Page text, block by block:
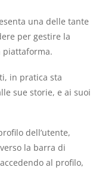
una delle tante
per gestire la
piattaforma.
in pratica sta
sue storie, e ai suoi
dell’utente,
la barra di
al profilo,